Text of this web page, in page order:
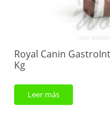
Royal Canin
Kg
Leer más